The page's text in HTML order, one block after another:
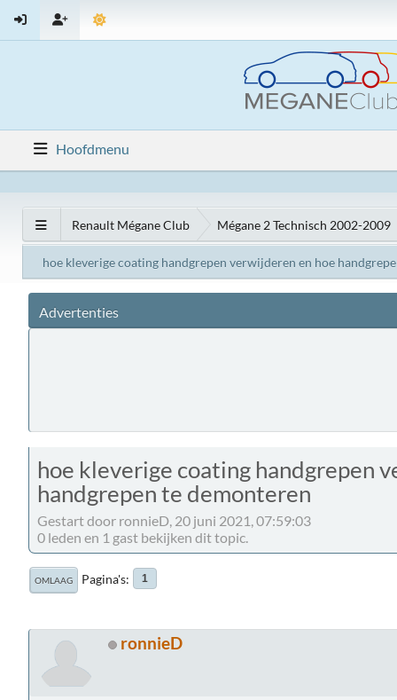
Hoofdmenu
Renault Mégane Club Mégane 2 Technisch 2002-2009
hoe kleverige coating handgrepen verwijderen en hoe
Advertenties
hoe kleverige coating handgrepen
handgrepen te demonteren
Gestart door ronnieD, 20 juni 2021, 07:59:03
0 leden en 1 gast bekijken dit topic.
OMLAAG Pagina's 1
ronnieD